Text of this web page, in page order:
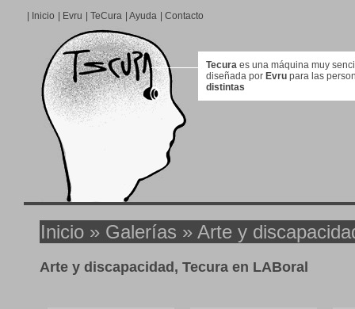
Inicio Evru TeCura Ayuda Contacto
Tecura es una máquina muy
diseñada por Evru para las
distintas
Inicio » Galerías » Arte y
Arte y discapacidad, Tecura en LABoral